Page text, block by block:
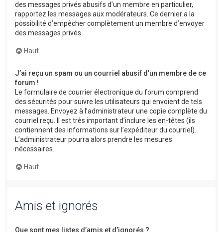
des messages privés abusifs d’un membre en particulier,
rapportez les messages aux modérateurs. Ce dernier a la
possibilité d’empêcher complètement un membre d’envoyer
des messages privés.
Haut
J’ai reçu un spam ou un courriel abusif d’un membre de ce
forum !
Le formulaire de courrier électronique du forum comprend
des sécurités pour suivre les utilisateurs qui envoient de tels
messages. Envoyez à l’administrateur une copie complète du
courriel reçu. Il est très important d’inclure les en-têtes (ils
contiennent des informations sur l’expéditeur du courriel).
L’administrateur pourra alors prendre les mesures
nécessaires.
Haut
Amis et ignorés
Que sont mes listes d’amis et d’ignorés ?